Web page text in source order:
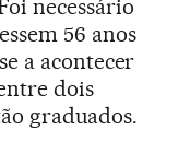
necessário
56 anos
a acontecer
dois
graduados.